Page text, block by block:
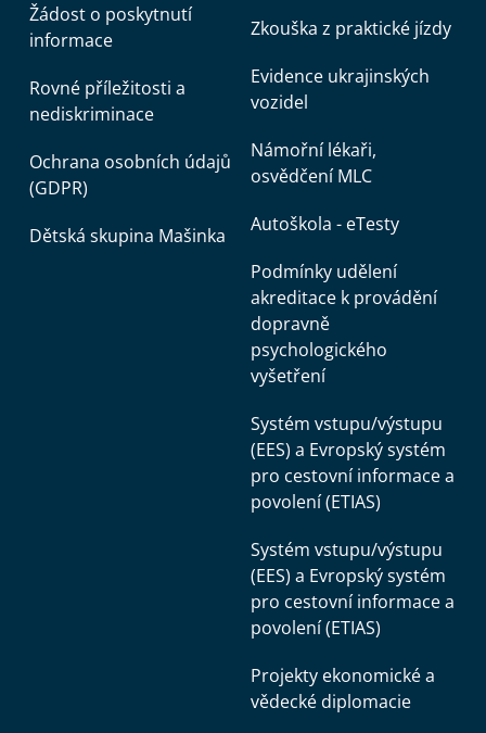
Žádost o poskytnutí
informace
Rovné příležitosti a
nediskriminace
Ochrana osobních údajů
(GDPR)
Dětská skupina Mašinka
Zkouška z praktické jízdy
Evidence ukrajinských
vozidel
Námořní lékaři,
osvědčení MLC
Autoškola - eTesty
Podmínky udělení
akreditace k provádění
dopravně
psychologického
vyšetření
Systém vstupu/výstupu
(EES) a Evropský systém
pro cestovní informace a
povolení (ETIAS)
Systém vstupu/výstupu
(EES) a Evropský systém
pro cestovní informace a
povolení (ETIAS)
Projekty ekonomické a
vědecké diplomacie